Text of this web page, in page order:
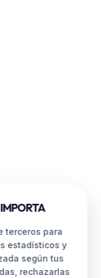
terceros para
estadísticos y
según tus
rechazarlas